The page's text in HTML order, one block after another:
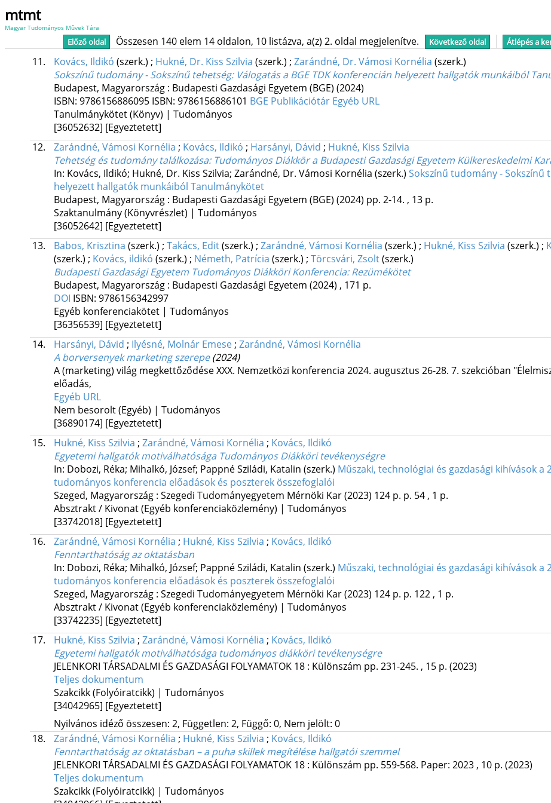
mtmt
Magyar Tudományos Művek Tára
Előző oldal Összesen 140 elem 14 oldalon, 10 listázva, a(z) 2. oldal megjelenítve. Következő oldal Átlépés a
11. Kovács, Ildikó (szerk.) ; Hukné, Dr. Kiss Szilvia (szerk.) ; Zarándné, Dr. Vámosi Kornélia (szerk.)
Sokszínű tudomány - Sokszínű tehetség: Válogatás a BGE TDK konferencián helyezett hallgatók munkáiból
Budapest, Magyarország : Budapesti Gazdasági Egyetem (BGE) (2024)
ISBN: 9786156886095 ISBN: 9786156886101 BGE Publikációtár Egyéb URL
Tanulmánykötet (Könyv) | Tudományos
[36052632] [Egyeztetett]
12.
Zarándné, Vámosi Kornélia ; Kovács, Ildikó ; Harsányi, Dávid ; Hukné, Kiss Szilvia
Tehetség és tudomány találkozása: Tudományos Diákkör a Budapesti Gazdasági Egyetem Külkereskedelmi
In: Kovács, Ildikó; Hukné, Dr. Kiss Szilvia; Zarándné, Dr. Vámosi Kornélia (szerk.) Sokszínű tudomány - Sokszínű
helyezett hallgatók munkáiból Tanulmánykötet
Budapest, Magyarország : Budapesti Gazdasági Egyetem (BGE) (2024) pp. 2-14. , 13 p.
Szaktanulmány (Könyvrészlet) | Tudományos
[36052642] [Egyeztetett]
13.
Babos, Krisztina (szerk.) ; Takács, Edit(szerk.) ; Zarándné, Vámosi Kornélia (szerk.) ; Hukné, Kiss Szilvia (szerk.) ;
(szerk.) ; Kovács, ildikó (szerk.) ; Németh, Patrícia (szerk.) ; Törcsvári, Zsolt(szerk.)
Budapesti Gazdasági Egyetem Tudományos Diákköri Konferencia: Rezümékötet
Budapest, Magyarország : Budapesti Gazdasági Egyetem (2024) , 171 p.
DOI ISBN: 9786156342997
Egyéb konferenciakötet | Tudományos
[36356539] [Egyeztetett]
14.
Harsányi, Dávid ; Ilyésné, Molnár Emese; Zarándné, Vámosi Kornélia
A borversenyek marketing szerepe (2024)
A (marketing) világ megkettőződése XXX. Nemzetközi konferencia 2024. augusztus 26-28. 7. szekcióban
előadás,
Egyéb URL
Nem besorolt (Egyéb) | Tudományos
[36890174] [Egyeztetett]
15.
Hukné, Kiss Szilvia ; Zarándné, Vámosi Kornélia ; Kovács, Ildikó
Egyetemi hallgatók motiválhatósága Tudományos Diákköri tevékenységre
In: Dobozi, Réka; Mihalkó, József; Pappné Sziládi, Katalin (szerk.) Műszaki, technológiai és gazdasági kihívások a
tudományos konferencia előadások és poszterek összefoglalói
Szeged, Magyarország : Szegedi Tudományegyetem Mérnöki Kar(2023) 124 p. p. 54 , 1 p.
Absztrakt / Kivonat (Egyéb konferenciaközlemény) | Tudományos
[33742018] [Egyeztetett]
16.
Zarándné, Vámosi Kornélia ; Hukné, Kiss Szilvia ; Kovács, Ildikó
Fenntarthatóság az oktatásban
In: Dobozi, Réka; Mihalkó, József; Pappné Sziládi, Katalin (szerk.) Műszaki, technológiai és gazdasági kihívások a
tudományos konferencia előadások és poszterek összefoglalói
Szeged, Magyarország : Szegedi Tudományegyetem Mérnöki Kar(2023) 124 p. p. 122 , 1 p.
Absztrakt / Kivonat (Egyéb konferenciaközlemény) | Tudományos
[33742235] [Egyeztetett]
17.
Hukné, Kiss Szilvia ; Zarándné, Vámosi Kornélia ; Kovács, Ildikó
Egyetemi hallgatók motiválhatósága tudományos diákköri tevékenységre
JELENKORI TÁRSADALMI ÉS GAZDASÁGI FOLYAMATOK 18: Különszám pp. 231-245. , 15 p. (2023)
Teljes dokumentum
Szakcikk (Folyóiratcikk) | Tudományos
[34042965] [Egyeztetett]
Nyilvános idéző összesen: 2, Független: 2, Függő: 0, Nem jelölt: 0
18.
Zarándné, Vámosi Kornélia ; Hukné, Kiss Szilvia ; Kovács, Ildikó
Fenntarthatóság az oktatásban – a puha skillek megítélése hallgatói szemmel
JELENKORI TÁRSADALMI ÉS GAZDASÁGI FOLYAMATOK 18: Különszám pp. 559-568. Paper: 2023 , 10 p. (2023)
Teljes dokumentum
Szakcikk (Folyóiratcikk) | Tudományos